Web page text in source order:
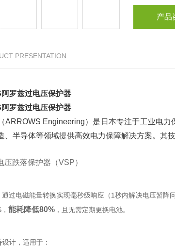
产品
PRESENTATION
罗兹过电压保护器
罗兹过电压保护器
ARROWS Engineering）是日本专注于工业电
、半导体等领域提供高效电力保障解决方案。其
跌落保护器（VSP）
通过电磁能量转换实现毫秒级响应（1秒内解决电压暂降
能耗降低80% ‌，且无需定期更换电池。‌
‌设计，适用于：